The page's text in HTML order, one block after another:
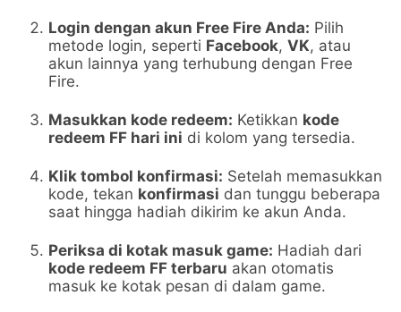
Login dengan akun Free Fire Anda: Pilih
metode login, seperti Facebook,VK, atau
akun lainnya yang terhubung dengan Free
Fire.
Masukkan kode redeem: Ketikkan kode
redeem FF hari ini di kolom yang tersedia.
Klik tombol konfirmasi: Setelah memasukkan
kode, tekan konfirmasi dan tunggu beberapa
saat hingga hadiah dikirim ke akun Anda.
Periksa di kotak masuk game: Hadiah dari
kode redeem FF terbaru akan otomatis
masuk ke kotak pesan di dalam game.